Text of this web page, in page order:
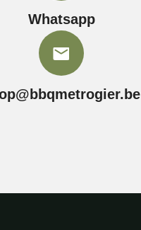
Whatsapp